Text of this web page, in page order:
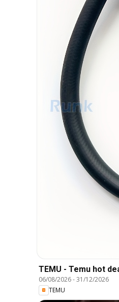
TEMU - Temu hot
06/08/2026-31/12/2026
TEMU